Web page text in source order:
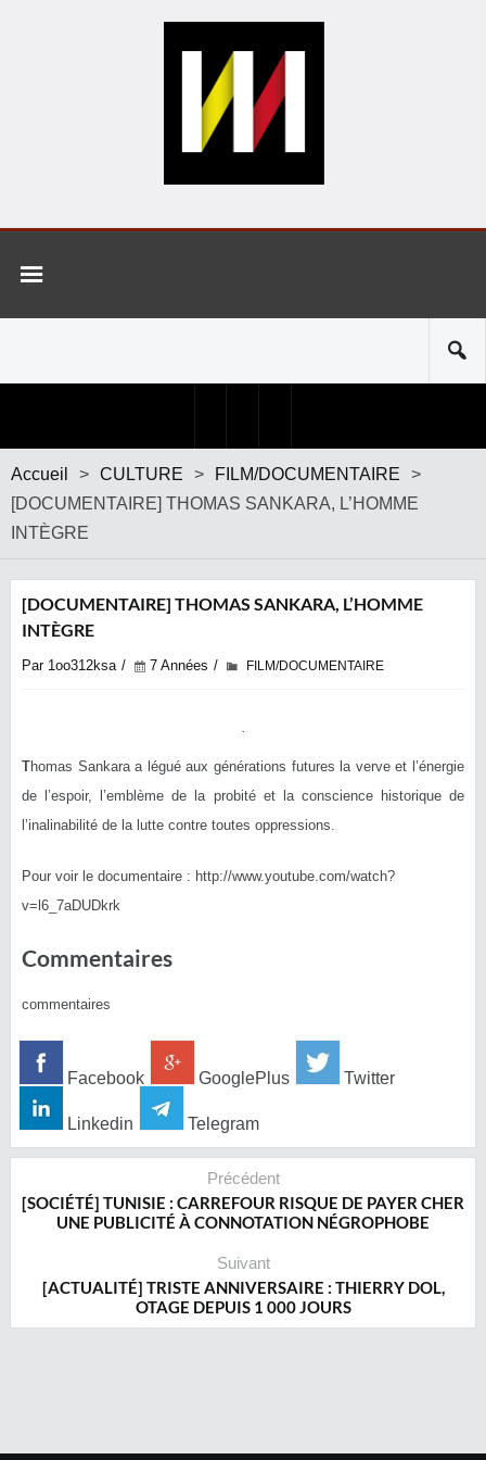
Accueil > CULTURE > FILM/DOCUMENTAIRE
>
[DOCUMENTAIRE] THOMAS SANKARA, L’HOMME
INTÈGRE
[DOCUMENTAIRE] THOMAS SANKARA, L’HOMME
INTÈGRE
Par 1oo312ksa 7 Années FILM/DOCUMENTAIRE
Thomas Sankara a légué aux générations futures la verve et l’énergie
de l’espoir, l’emblème de la probité et la conscience historique de
l’inalinabilité de la lutte contre toutes oppressions.
Pour voir le documentaire : http://www.youtube.com/watch?
v=l6_7aDUDkrk
Commentaires
commentaires
Facebook GooglePlus Twitter
Linkedin Telegram
Précédent
[SOCIÉTÉ] TUNISIE : CARREFOUR RISQUE DE PAYER CHER
UNE PUBLICITÉ À CONNOTATION NÉGROPHOBE
Suivant
[ACTUALITÉ] TRISTE ANNIVERSAIRE : THIERRY DOL,
OTAGE DEPUIS 1 000 JOURS